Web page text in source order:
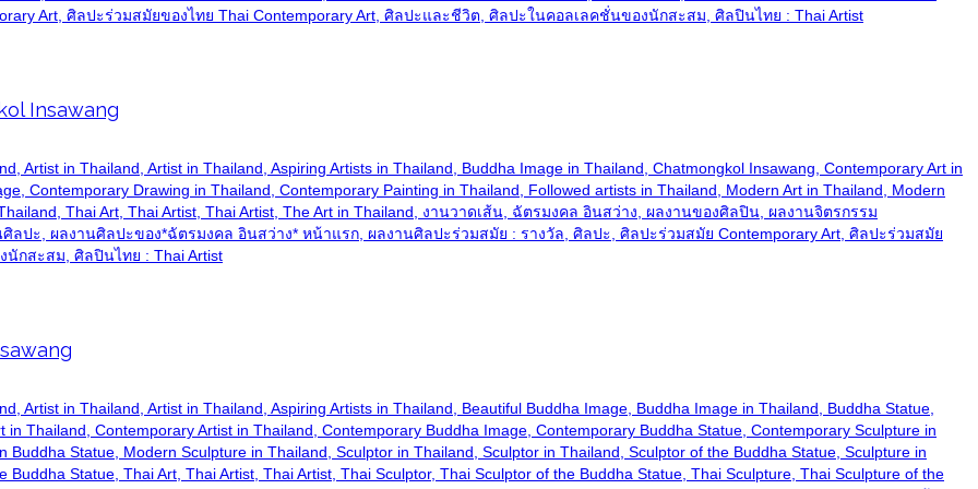
Art, ศิลปะร่วมสมัยของไทย Thai Contemporary Art, ศิลปะและชีวิต, ศิลปะในคอลเลคชั่นของนักสะสม, ศิลปินไทย : Thai Artist
Insawang
Artist in Thailand, Artist in Thailand, Aspiring Artists in Thailand, Buddha Image in Thailand, Chatmongkol Insawang, Contemporary Art in
Contemporary Drawing in Thailand, Contemporary Painting in Thailand, Followed artists in Thailand, Modern Art in Thailand, Modern
Thai Art, Thai Artist, Thai Artist, The Art in Thailand, งานวาดเส้น, ฉัตรมงคล อินสว่าง, ผลงานของศิลปิน, ผลงานจิตรกรรม
ปะ, ผลงานศิลปะของ*ฉัตรมงคล อินสว่าง* หน้าแรก, ผลงานศิลปะร่วมสมัย : รางวัล, ศิลปะ, ศิลปะร่วมสมัย Contemporary Art, ศิลปะร่วมสมัย
นักสะสม, ศิลปินไทย : Thai Artist
Artist in Thailand, Artist in Thailand, Aspiring Artists in Thailand, Beautiful Buddha Image, Buddha Image in Thailand, Buddha Statue,
Thailand, Contemporary Artist in Thailand, Contemporary Buddha Image, Contemporary Buddha Statue, Contemporary Sculpture in
Statue, Modern Sculpture in Thailand, Sculptor in Thailand, Sculptor in Thailand, Sculptor of the Buddha Statue, Sculpture in
Statue, Thai Art, Thai Artist, Thai Artist, Thai Sculptor, Thai Sculptor of the Buddha Statue, Thai Sculpture, Thai Sculpture of the